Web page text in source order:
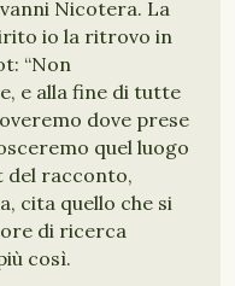
Nicotera. La
io la ritrovo in
“Non
e alla fine di tutte
dove prese
quel luogo
del racconto,
cita quello che si
di ricerca
così.